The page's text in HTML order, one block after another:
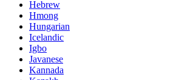
Hebrew
Hmong
Hungarian
Icelandic
Igbo
Javanese
Kannada